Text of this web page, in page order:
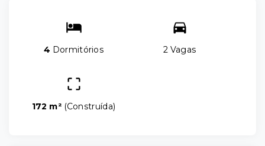
4 Dormitórios 2 Vagas
172 m² (Construída)